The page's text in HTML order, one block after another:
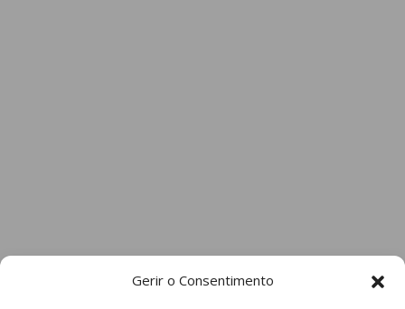
Gerir o Consentimento